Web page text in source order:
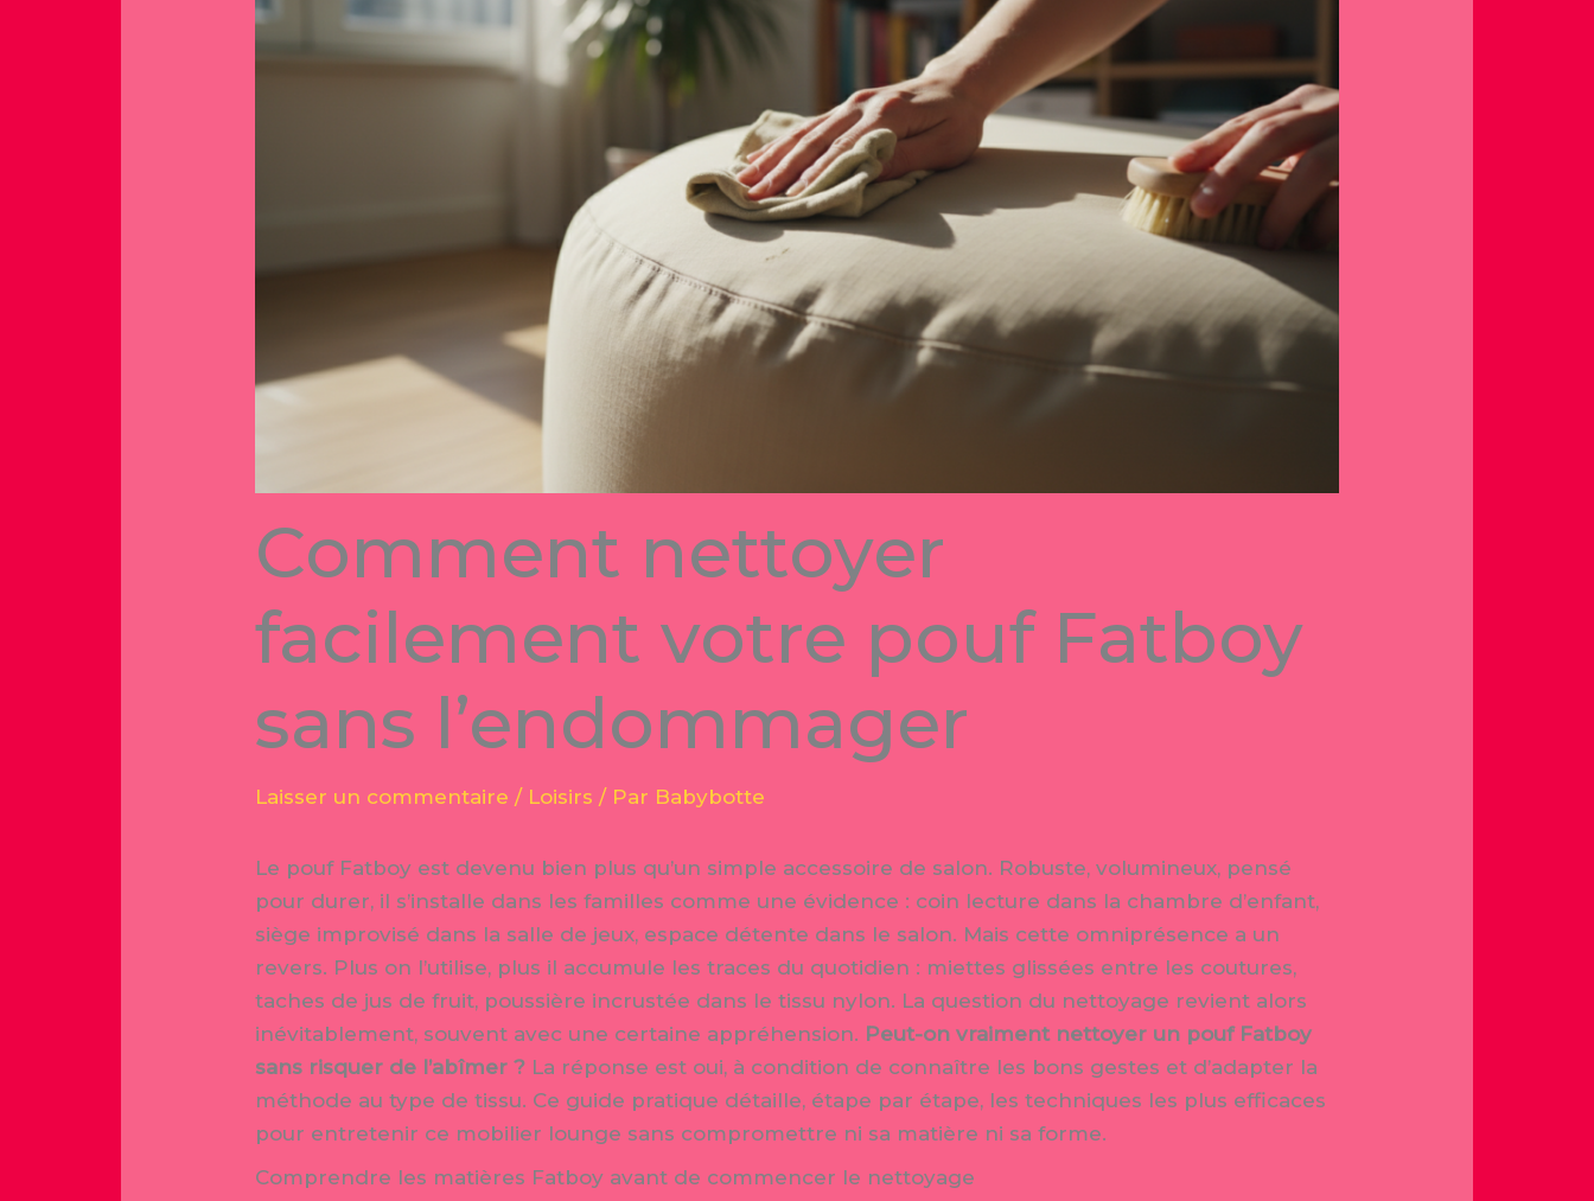
Comment nettoyer
facilement votre pouf Fatboy
sans l’endommager
Laisser un commentaire / Loisirs / Par Babybotte
Le pouf Fatboy est devenu bien plus qu’un simple accessoire de salon. Robuste, volumineux, pensé
pour durer, il s’installe dans les familles comme une évidence : coin lecture dans la chambre d’enfant,
siège improvisé dans la salle de jeux, espace détente dans le salon. Mais cette omniprésence a un
revers. Plus on l’utilise, plus il accumule les traces du quotidien : miettes glissées entre les coutures,
taches de jus de fruit, poussière incrustée dans le tissu nylon. La question du nettoyage revient alors
inévitablement, souvent avec une certaine appréhension. Peut-on vraiment nettoyer un pouf Fatboy
sans risquer de l’abîmer ? La réponse est oui, à condition de connaître les bons gestes et d’adapter la
méthode au type de tissu. Ce guide pratique détaille, étape par étape, les techniques les plus efficaces
pour entretenir ce mobilier lounge sans compromettre ni sa matière ni sa forme.
Comprendre les matières Fatboy avant de commencer le nettoyage